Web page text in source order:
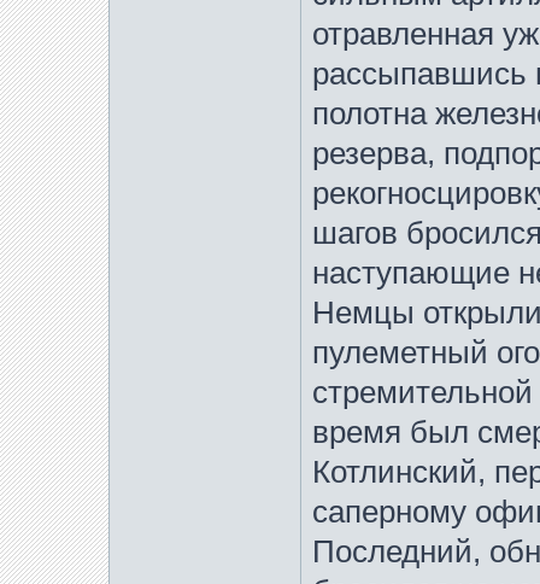
отравленная
рассыпавшись
полотна
резерва,
шагов
наступающие
Немцы
пулеметный
стремительной
время был
Котлинский,
саперному
Последний,